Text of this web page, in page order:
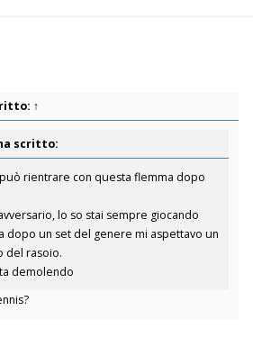
↑
scritto:
rientrare con questa flemma dopo
lo so stai sempre giocando
dopo un set del genere mi aspettavo un
del rasoio.
demolendo